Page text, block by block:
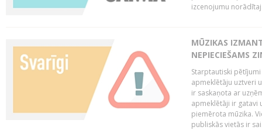
izcenojumu
MŪZIKAS
NEPIECIEŠAMS
Starptautiski
apmeklētāju uztveri
ir saskaņota ar
apmeklētāji ir gatavi
piemērota mūzika.
publiskās vietās ir